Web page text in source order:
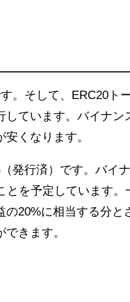
。そして、ERC20ト
ています。バイナ
くなります。
発行済）です。バイ
とを予定しています
20%に相当する分と
きます。